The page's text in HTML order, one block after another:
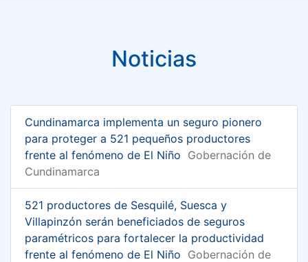
Noticias
Cundinamarca implementa un seguro pionero
para proteger a 521 pequeños productores
frente al fenómeno de El Niño Gobernación de
Cundinamarca
521 productores de Sesquilé, Suesca y
Villapinzón serán beneficiados de seguros
paramétricos para fortalecer la productividad
frente al fenómeno de El Niño Gobernación de